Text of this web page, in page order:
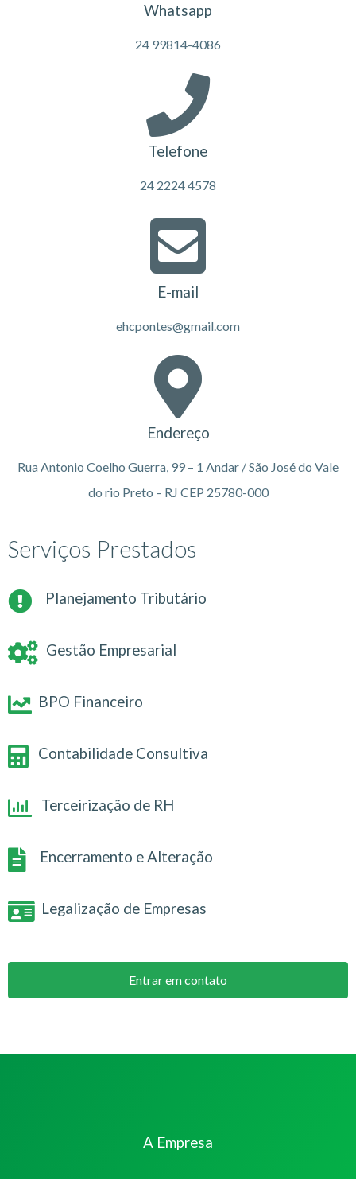
Whatsapp
24 99814-4086
Telefone
24 2224 4578
E-mail
ehcpontes@gmail.com
Endereço
Rua Antonio Coelho Guerra, 99 – 1 Andar / São José do Vale
do rio Preto – RJ CEP 25780-000
Serviços Prestados
Planejamento Tributário
Gestão Empresarial
BPO Financeiro
Contabilidade Consultiva
Terceirização de RH
Encerramento e Alteração
Legalização de Empresas
Entrar em contato
A Empresa